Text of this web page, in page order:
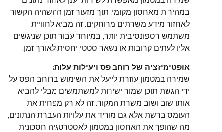
במהירות מאחסון מקומי, תוך מזעור זמן ההשהיה הקשור
לאחזור מידע משרתים מרוחקים. זה מביא לחוויית
משתמש רספונסיבית יותר, במיוחד עבור תוכן שניגשים
אליו לעתים קרובות או נשאר סטטי יחסית לאורך זמן.
אופטימיזציה של רוחב פס ויעילות עלות:
שמירה במטמון עוזרת לייעל את השימוש ברוחב הפס על
ידי הגשת תוכן שמור ישירות למשתמשים מבלי להביא
אותו שוב ושוב משרת המקור. זה לא רק מפחית את
העומס ברשת אלא גם מוריד את עלויות העברת הנתונים,
מה שהופך את האחסון במטמון לאסטרטגיה חסכונית